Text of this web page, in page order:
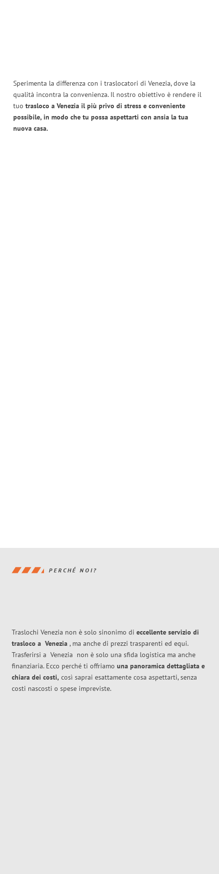
Sperimenta la differenza con i traslocatori di Venezia, dove la
qualità incontra la convenienza. Il nostro obiettivo è rendere il
tuo trasloco a Venezia il più privo di stress e conveniente
possibile, in modo che tu possa aspettarti con ansia la tua
nuova casa.
PERCHÉ NOI?
Traslochi Venezia non è solo sinonimo di eccellente servizio di
trasloco a Venezia , ma anche di prezzi trasparenti ed equi.
Trasferirsi a Venezia non è solo una sfida logistica ma anche
finanziaria. Ecco perché ti offriamo una panoramica dettagliata e
chiara dei costi, così saprai esattamente cosa aspettarti, senza
costi nascosti o spese impreviste.